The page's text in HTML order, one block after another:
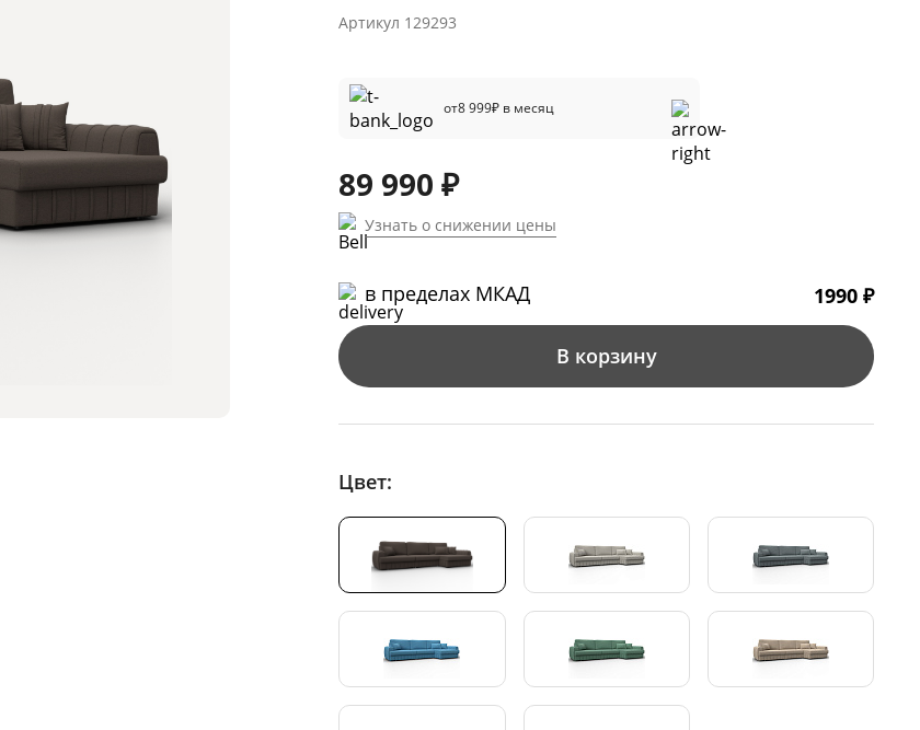
Артикул 129293
от8 999₽ в месяц
89 990 ₽
Узнать о снижении цены
в пределах МКАД 1990 ₽
В корзину
Цвет: